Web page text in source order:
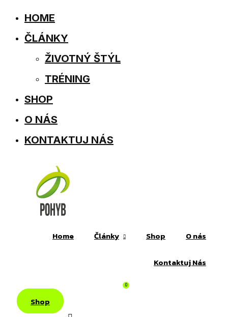
HOME
ČLÁNKY
ŽIVOTNÝ ŠTÝL
TRÉNING
SHOP
O NÁS
KONTAKTUJ NÁS
Home Články Shop O nás
Kontaktuj Nás
0
Shop